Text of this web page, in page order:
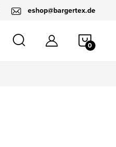
eshop@bargertex.de